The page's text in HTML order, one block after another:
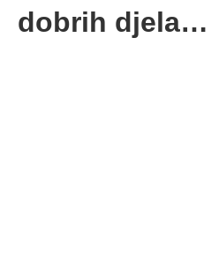
dobrih djela…